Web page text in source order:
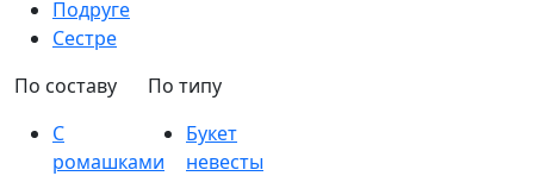
Подруге
Сестре
По составу
С
ромашками
По типу
Букет
невесты